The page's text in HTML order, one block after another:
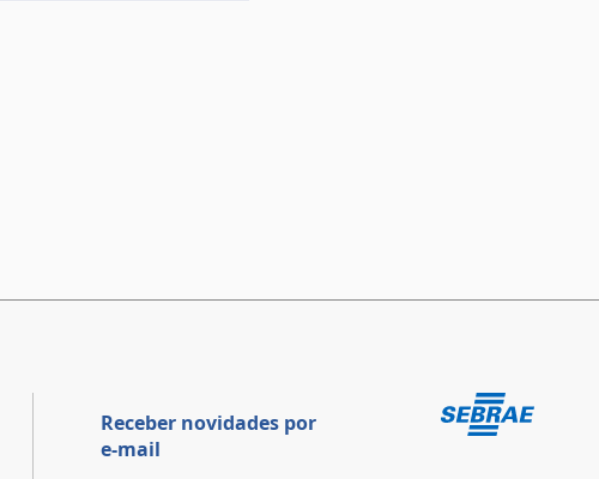
Receber novidades por
e-mail